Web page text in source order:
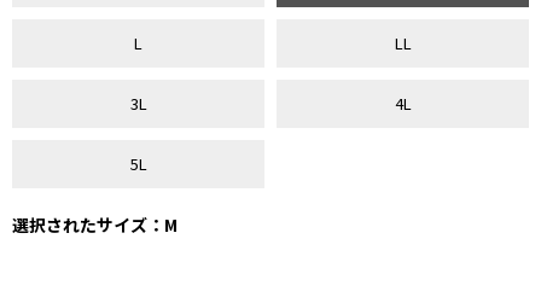
L LL
3L 4L
5L
選択されたサイズ：M